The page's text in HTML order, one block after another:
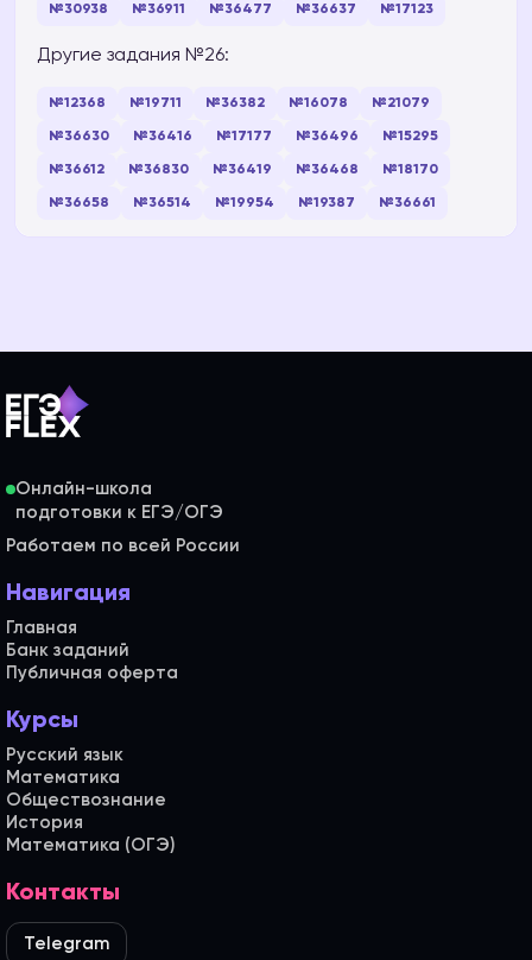
№30938 №36911 №36477 №36637 №17123
Другие задания №26:
№12368 №19711 №36382 №16078 №21079
№36630 №36416 №17177 №36496 №15295
№36612 №36830 №36419 №36468 №18170
№36658 №36514 №19954 №19387 №36661
Онлайн-школа
Работаем по всей России
Навигация
Главная
Банк заданий
Публичная оферта
Курсы
Русский язык
Математика
Обществознание
История
Математика (ОГЭ)
Контакты
Telegram